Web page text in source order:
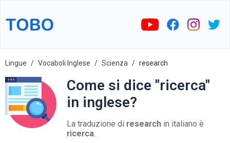
Lingue Vocaboli Inglese Scienza research
Come si dice "ricerca"
in inglese?
La traduzione di research in italiano è
ricerca.